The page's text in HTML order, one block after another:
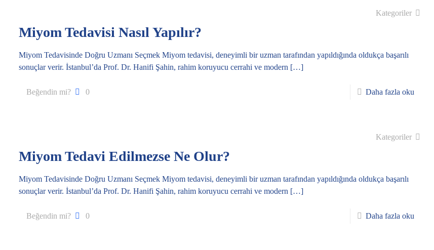
Kategoriler
Miyom Tedavisi Nasıl Yapılır?
Miyom Tedavisinde Doğru Uzmanı Seçmek Miyom tedavisi, deneyimli bir uzman tarafından yapıldığında oldukça başarılı
sonuçlar verir. İstanbul’da Prof. Dr. Hanifi Şahin, rahim koruyucu cerrahi ve modern […]
Beğendin mi? 0 Daha fazla oku
Kategoriler
Miyom Tedavi Edilmezse Ne Olur?
Miyom Tedavisinde Doğru Uzmanı Seçmek Miyom tedavisi, deneyimli bir uzman tarafından yapıldığında oldukça başarılı
sonuçlar verir. İstanbul’da Prof. Dr. Hanifi Şahin, rahim koruyucu cerrahi ve modern […]
Beğendin mi? 0 Daha fazla oku